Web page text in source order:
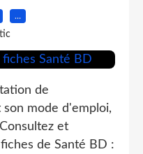
…
de
mode d'emploi,
et
de Santé BD :